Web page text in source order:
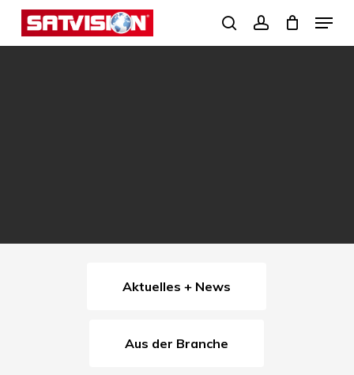
Skip
search
Menu
Aktuelles + News
Aus der Branche